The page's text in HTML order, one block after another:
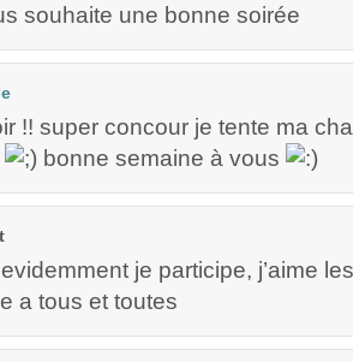
souhaite une bonne soirée
!! super concour je tente ma
bonne semaine à vous
je participe, j’aime
a tous et toutes